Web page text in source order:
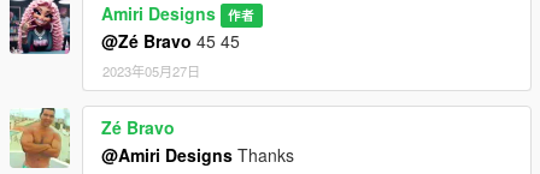
Amiri Designs 作者
@Zé Bravo 45 45
2023年05月27日
Zé Bravo
@Amiri Designs Thanks